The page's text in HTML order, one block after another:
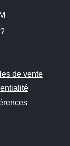
de vente